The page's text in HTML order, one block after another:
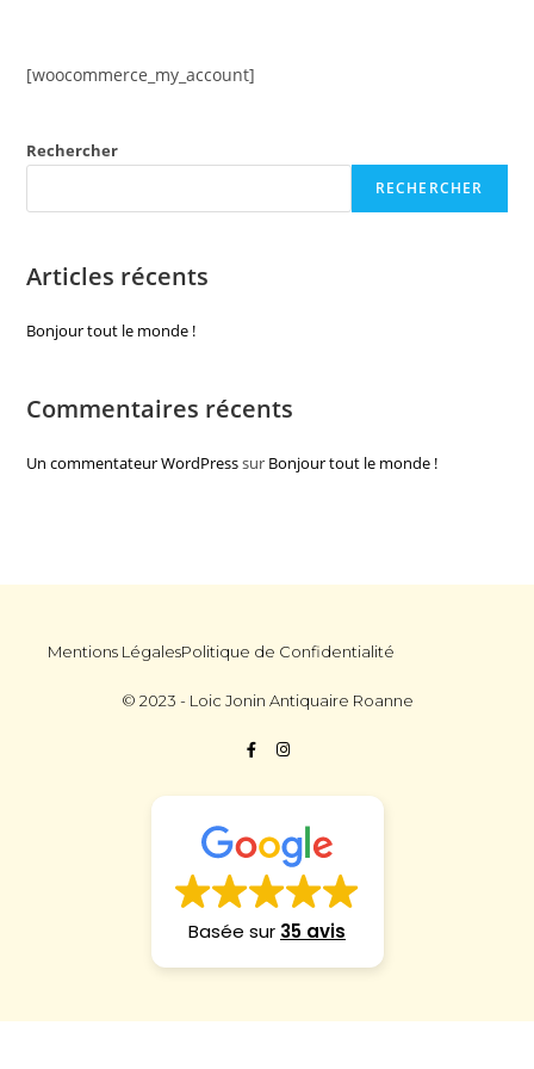
[woocommerce_my_account]
Rechercher
RECHERCHER
Articles récents
Bonjour tout le monde !
Commentaires récents
Un commentateur WordPresssur Bonjour tout le monde !
Mentions LégalesPolitique de Confidentialité
© 2023 - Loic Jonin Antiquaire Roanne
Basée sur 35 avis